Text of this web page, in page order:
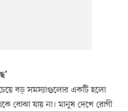
বড় সমস্যাগুলোর একটি হলো
বোঝা যায় না। মানুষ দেখে রোগী